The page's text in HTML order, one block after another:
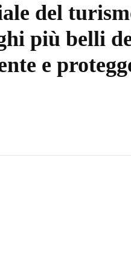
del
più belli
e